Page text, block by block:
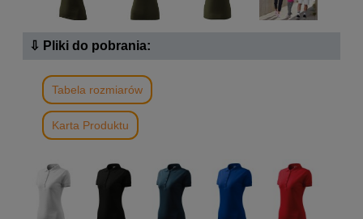
⇩ Pliki do pobrania:
Tabela rozmiarów
Karta Produktu